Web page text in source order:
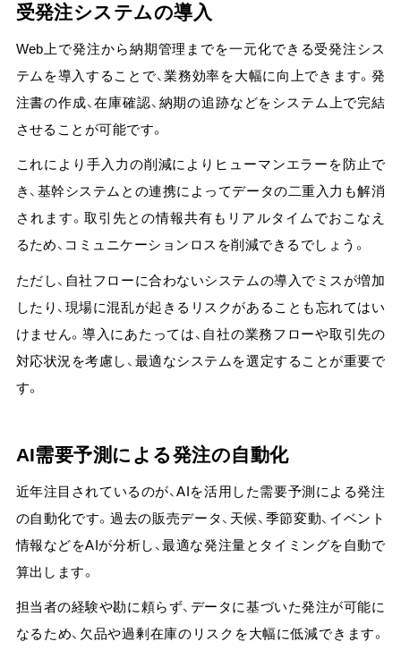
受発注システムの導入
Web上で発注から納期管理までを一元化できる受発注シス
テムを導入することで、業務効率を大幅に向上できます。 発
注書の作成、在庫確認、納期の追跡などをシステム上で完結
させることが可能です。
これにより手入力の削減によりヒューマンエラーを防止で
き、基幹システムとの連携によってデータの二重入力も解消
されます。 取引先との情報共有もリアルタイムでおこなえ
るため、コミュニケーションロスを削減できるでしょう。
ただし、自社フローに合わないシステムの導入でミスが増加
したり、現場に混乱が起きるリスクがあることも忘れてはい
けません。導入にあたっては、自社の業務フローや取引先の
対応状況を考慮し、最適なシステムを選定することが重要で
す。
AI需要予測による発注の自動化
近年注目されているのが、AIを活用した需要予測による発注
の自動化です。過去の販売データ、天候、季節変動、イベント
情報などをAIが分析し、最適な発注量とタイミングを自動で
算出します。
担当者の経験や勘に頼らず、データに基づいた発注が可能に
なるため、欠品や過剰在庫のリスクを大幅に低減できます。